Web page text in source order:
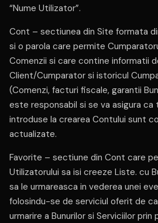
“Nume Utilizator”.
Cont – sectiunea din Site formata
si o parola care permite
Comenzii si care contine informatii
Client/Cumparator si istoricul
(Comenzi, facturi fiscale, garantii
este responsabil si se va asigura
introduse la crearea Contului sunt
actualizate.
Favorite – sectiune din Cont care
Utilizatorului sa isi creeze Liste. cu
sa le urmareasca in vederea unei
folosindu-se de serviciul oferit de
urmarire a Bunurilor si Serviciilor prin